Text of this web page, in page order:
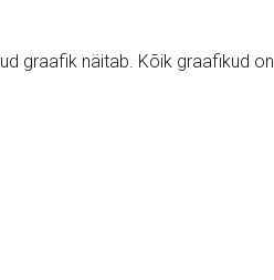
graafik näitab. Kõik graafikud on